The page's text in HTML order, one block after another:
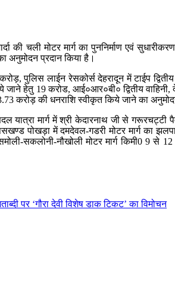
की चली मोटर मार्ग का पुननिर्माण एवं
अनुमोदन प्रदान किया है।
पुलिस लाईन रेसकोर्स देहरादून में टाईप
19 करोड, आई०आर०बी० द्वितीय वाहिनी,
करोड़ की धनराशि स्वीकृत किये जाने का
मार्ग में श्री केदारनाथ जी से गरूरचट्टी
पोखड़ा में दमदेवल-गडरी मोटर मार्ग का
सकलोनी-नौखोली मोटर मार्ग किमी0 9 से 12
पर ‘गौरा देवी विशेष डाक टिकट’ का विमोचन